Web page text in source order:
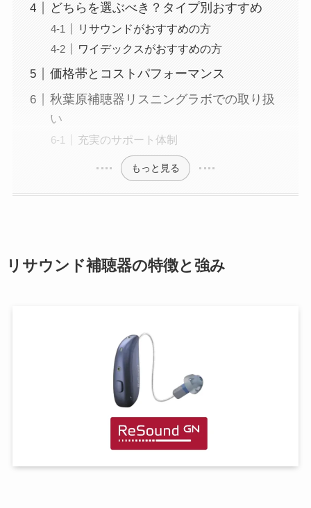
どちらを選ぶべき？タイプ別おすすめ
リサウンドがおすすめの方
ワイデックスがおすすめの方
価格帯とコストパフォーマンス
秋葉原補聴器リスニングラボでの取り扱
い
充実のサポート体制
もっと見る
リサウンド補聴器の特徴と強み